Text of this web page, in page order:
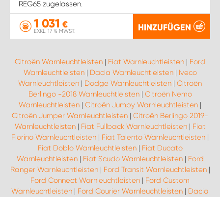
REG65 zugelassen.
1 031 €
EXKL. 17 % MWST. HINZUFÜGEN
Citroën Warnleuchtleisten | Fiat Warnleuchtleisten | Ford
Warnleuchtleisten| Dacia Warnleuchtleisten| Iveco
Warnleuchtleisten | Dodge Warnleuchtleisten | Citroën
Berlingo -2018 Warnleuchtleisten| Citroën Nemo
Warnleuchtleisten | Citroën Jumpy Warnleuchtleisten |
Citroën Jumper Warnleuchtleisten | Citroën Berlingo 2019-
Warnleuchtleisten| Fiat Fullback Warnleuchtleisten| Fiat
Fiorino Warnleuchtleisten | Fiat Talento Warnleuchtleisten |
Fiat Doblo Warnleuchtleisten| Fiat Ducato
Warnleuchtleisten| Fiat Scudo Warnleuchtleisten| Ford
Ranger Warnleuchtleisten| Ford Transit Warnleuchtleisten|
Ford Connect Warnleuchtleisten | Ford Custom
Warnleuchtleisten | Ford Courier Warnleuchtleisten | Dacia